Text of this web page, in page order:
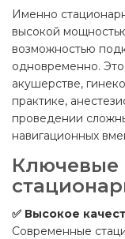
Именно
высокой
возможностью
одновременно.
акушерстве,
практике,
проведении
навигационных
Ключевые
✅ Высокое
Современные